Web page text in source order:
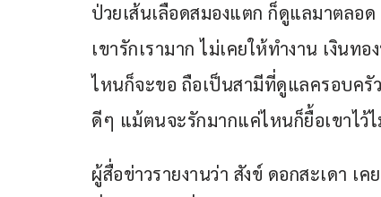
ป่วยเส้นเลือดสมองแตก ก็ดูแลมาตลอ
เขารักเรามาก ไม่เคยให้ทำงาน เงิน
ไหนก็จะขอ ถือเป็นสามีที่ดูแลครอบครั
ดีๆ แม้ตนจะรักมากแค่ไหนก็ยื้อเขาไว้
ผู้สื่อข่าวรายงานว่า สังข์ ดอกสะเดา เ